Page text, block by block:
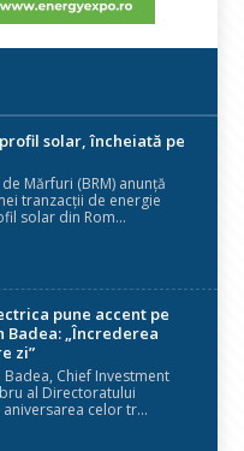
solar, încheiată pe
Mărfuri (BRM) anunță
tranzacții de energie
solar din Rom...
pune accent pe
„Încrederea
zi”
Chief Investment
al Directoratului
celor tr...